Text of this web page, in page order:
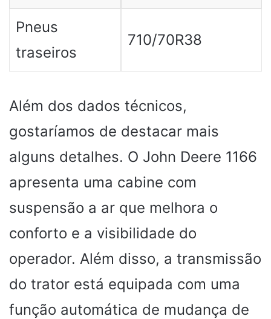
Pneus
traseiros
710/70R38
Além dos dados técnicos,
gostaríamos de destacar mais
alguns detalhes. O John Deere 1166
apresenta uma cabine com
suspensão a ar que melhora o
conforto e a visibilidade do
operador. Além disso, a transmissão
do trator está equipada com uma
função automática de mudança de